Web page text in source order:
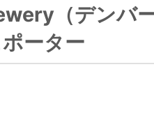
（デンバ
ーター